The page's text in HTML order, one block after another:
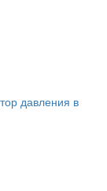
давления в